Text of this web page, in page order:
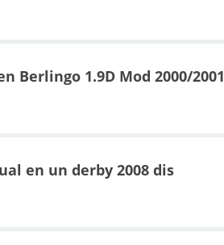
Berlingo 1.9D Mod 2000/2001
en un derby 2008 dis